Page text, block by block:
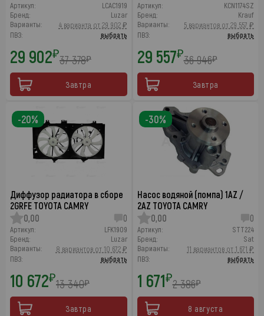
Артикул:
LCAC1919
Бренд:
Luzar
Варианты:
4 варианта от 29 902 ₽
ПВЗ:
выбрать
29 902₽37 378₽
Завтра
Артикул:
KCN1174SZ
Бренд:
Krauf
Варианты:
5 вариантов от 29 557 ₽
ПВЗ:
выбрать
29 557₽36 946₽
Завтра
Диффузор радиатора в сборе
2GRFE TOYOTA CAMRY
0,00
0
Артикул:
LFK1909
Бренд:
Luzar
Варианты:
8 вариантов от 10 672 ₽
ПВЗ:
выбрать
10 672₽13 340₽
Завтра
-20%
Насос водяной (помпа) 1AZ /
2AZ TOYOTA CAMRY
0,00
0
Артикул:
STT224
Бренд:
Sat
Варианты:
11 вариантов от 1 671 ₽
ПВЗ:
выбрать
1 671₽2 386₽
8 августа
-30%